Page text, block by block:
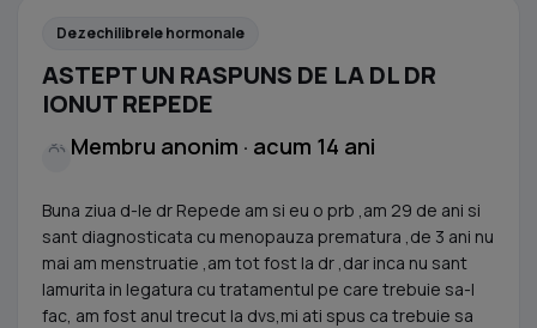
Dezechilibrele hormonale
ASTEPT UN RASPUNS DE LA DL DR
IONUT REPEDE
Membru anonim · acum 14 ani
Buna ziua d-le dr Repede am si eu o prb ,am 29 de ani si
sant diagnosticata cu menopauza prematura ,de 3 ani nu
mai am menstruatie ,am tot fost la dr ,dar inca nu sant
lamurita in legatura cu tratamentul pe care trebuie sa-l
fac, am fost anul trecut la dvs,mi ati spus ca trebuie sa